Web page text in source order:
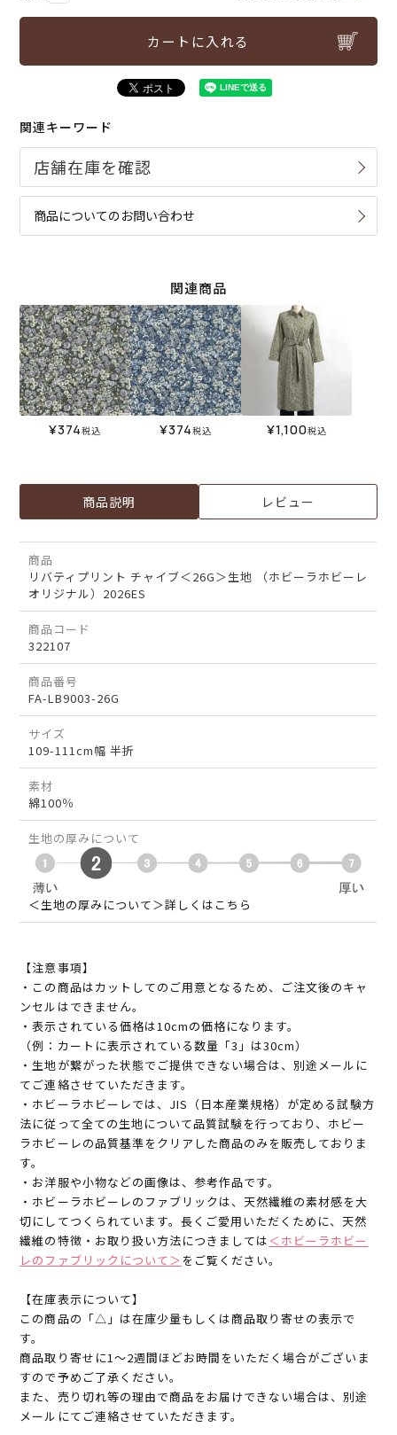
カートに入れる
関連キーワード
商品についてのお問い合わせ
関連商品
¥374税込 ¥374税込 ¥1,100税込
商品説明 レビュー
商品
リバティプリント チャイブ＜26G＞生地 （ホビーラホビーレ
オリジナル）2026ES
商品コード
322107
商品番号
FA-LB9003-26G
サイズ
109-111cm幅 半折
素材
綿100％
生地の厚みについて
＜生地の厚みについて＞詳しくはこちら
【注意事項】
・この商品はカットしてのご用意となるため、ご注文後のキャ
ンセルはできません。
・表示されている価格は10cmの価格になります。
（例：カートに表示されている数量「3」は30cm）
・生地が繋がった状態でご提供できない場合は、別途メールに
てご連絡させていただきます。
・ホビーラホビーレでは、JIS（日本産業規格）が定める試験方
法に従って全ての生地について品質試験を行っており、ホビー
ラホビーレの品質基準をクリアした商品のみを販売しておりま
す。
・お洋服や小物などの画像は、参考作品です。
・ホビーラホビーレのファブリックは、天然繊維の素材感を大
切にしてつくられています。長くご愛用いただくために、天然
繊維の特徴・お取り扱い方法につきましては＜ホビーラホビー
レのファブリックについて＞ をご覧ください。
【在庫表示について】
この商品の「△」は在庫少量もしくは商品取り寄せの表示で
す。
商品取り寄せに1～2週間ほどお時間をいただく場合がございま
すので予めご了承ください。
また、売り切れ等の理由で商品をお届けできない場合は、別途
メールにてご連絡させていただきます。